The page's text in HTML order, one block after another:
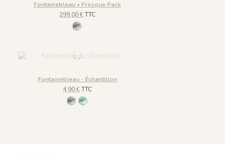
Fontainebleau • Fresque Pack
299,00 €TTC
926 Grisaille
Fontainebleau - Échantillon
4,90 €TTC
926 Grisaille
928 Printemps